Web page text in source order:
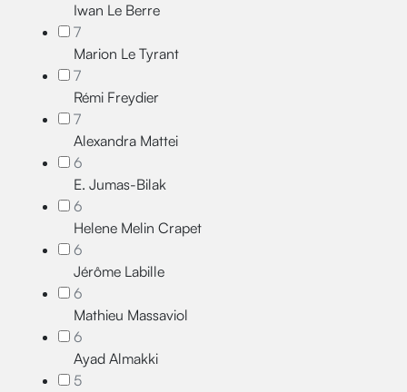
Iwan Le Berre
7
Marion Le Tyrant
7
Rémi Freydier
7
Alexandra Mattei
6
E. Jumas-Bilak
6
Helene Melin Crapet
6
Jérôme Labille
6
Mathieu Massaviol
6
Ayad Almakki
5